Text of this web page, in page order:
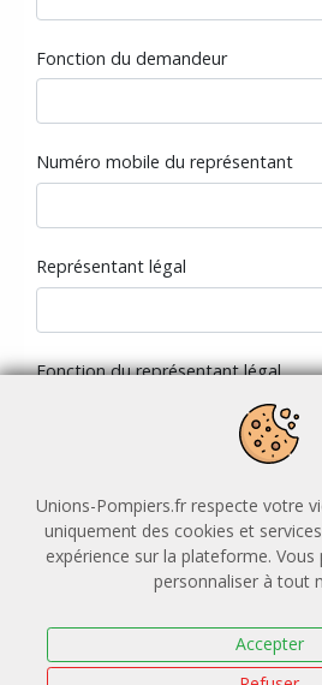
Fonction du demandeur
Numéro mobile du représentant
Représentant légal
Fonction du représentant légal
Information recueillie a des fins
Unions-Pompiers.fr respecte votre
uniquement des cookies et
expérience sur la plateforme.
personnaliser à tout
Accepter